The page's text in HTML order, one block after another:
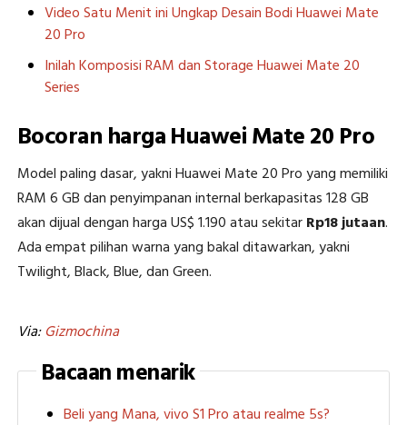
Video Satu Menit ini Ungkap Desain Bodi Huawei Mate
20 Pro
Inilah Komposisi RAM dan Storage Huawei Mate 20
Series
Bocoran harga Huawei Mate 20 Pro
Model paling dasar, yakni Huawei Mate 20 Pro yang memiliki
RAM 6 GB dan penyimpanan internal berkapasitas 128 GB
akan dijual dengan harga US$ 1.190 atau sekitarRp18 jutaan.
Ada empat pilihan warna yang bakal ditawarkan, yakni
Twilight, Black, Blue, dan Green.
Via:Gizmochina
Bacaan menarik
Beli yang Mana, vivo S1 Pro atau realme 5s?